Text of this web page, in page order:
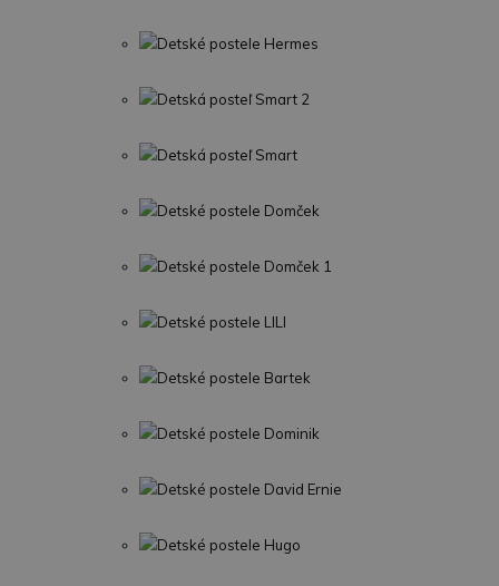
Detské postele Hermes
Detská posteľ Smart 2
Detská posteľ Smart
Detské postele Domček
Detské postele Domček 1
Detské postele LILI
Detské postele Bartek
Detské postele Dominik
Detské postele David Ernie
Detské postele Hugo